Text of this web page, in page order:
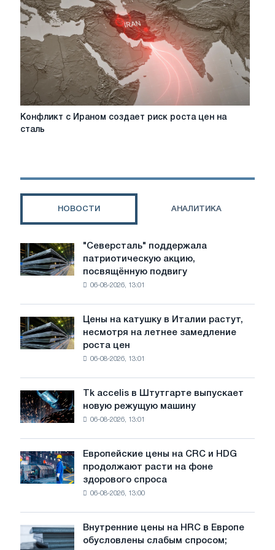
увеличится
до
квартала
2026
года
Конфликт
роста
Конфликт с Ираном создает риск роста цен на
сталь
НОВОСТИ АНАЛИТИКА
"Северсталь"
поддержала
патриотическую
советской
авиации
в
Великой
Отечественной
войны
"Северсталь" поддержала
патриотическую акцию,
посвящённую подвигу
06-08-2026, 13:01
Цены
на
катушку
несмотря
на
летнее
замедление
роста
цен
Цены на катушку в Италии растут,
несмотря на летнее замедление
роста цен
06-08-2026, 13:01
Tk
accelis
в
новую
режущую
машину
Tk accelis в Штутгарте выпускает
новую режущую машину
06-08-2026, 13:01
Европейские
цены
на
продолжают
расти
Европейские цены на CRC и HDG
продолжают расти на фоне
здорового спроса
06-08-2026, 13:00
Внутренние
цены
Внутренние цены на HRC в Европе
обусловлены слабым спросом;